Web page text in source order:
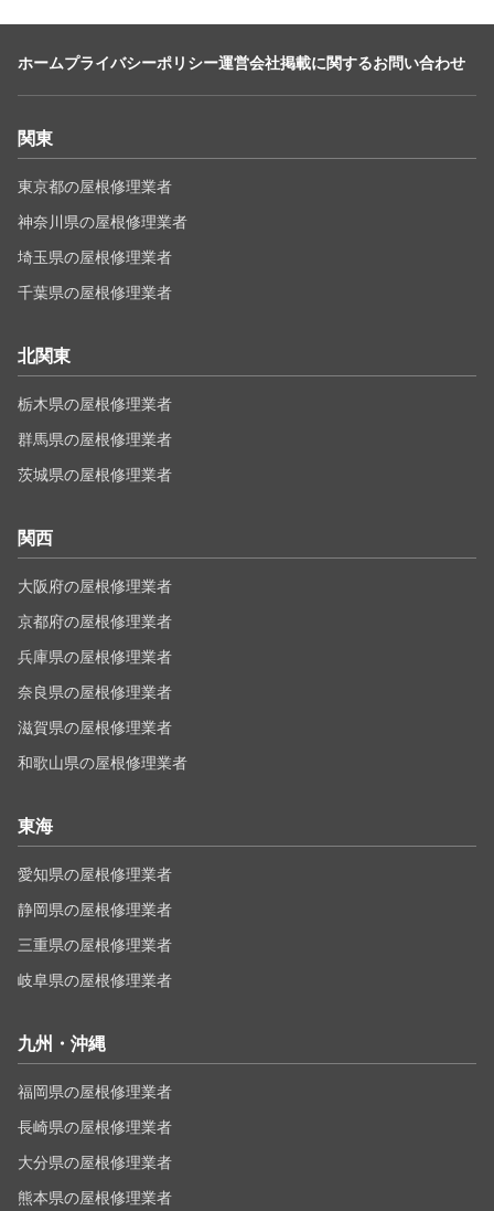
ホームプライバシーポリシー運営会社掲載に関するお問い合わせ
関東
東京都の屋根修理業者
神奈川県の屋根修理業者
埼玉県の屋根修理業者
千葉県の屋根修理業者
北関東
栃木県の屋根修理業者
群馬県の屋根修理業者
茨城県の屋根修理業者
関西
大阪府の屋根修理業者
京都府の屋根修理業者
兵庫県の屋根修理業者
奈良県の屋根修理業者
滋賀県の屋根修理業者
和歌山県の屋根修理業者
東海
愛知県の屋根修理業者
静岡県の屋根修理業者
三重県の屋根修理業者
岐阜県の屋根修理業者
九州・沖縄
福岡県の屋根修理業者
長崎県の屋根修理業者
大分県の屋根修理業者
熊本県の屋根修理業者